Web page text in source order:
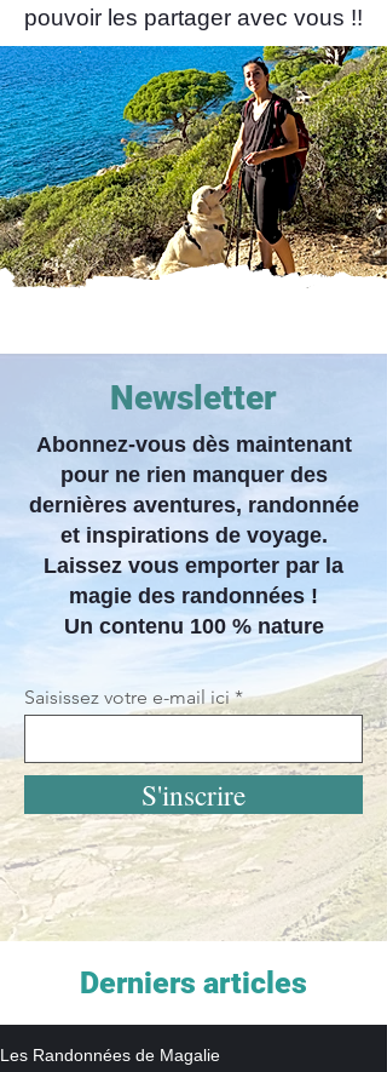
pouvoir les partager avec vous !!
Newsletter
Abonnez-vous dès maintenant
pour ne rien manquer des
dernières aventures, randonnée
et inspirations de voyage.
Laissez vous emporter par la
magie des randonnées !
Un contenu 100 % nature
Saisissez votre e-mail ici
S'inscrire
Derniers articles
Les Randonnées de Magalie